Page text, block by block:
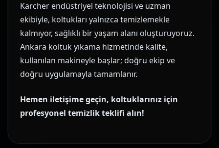
Karcher endüstriyel teknolojisi ve uzman
ekibiyle, koltukları yalnızca temizlemekle
kalmıyor, sağlıklı bir yaşam alanı oluşturuyoruz.
Ankara koltuk yıkama hizmetinde kalite,
kullanılan makineyle başlar; doğru ekip ve
doğru uygulamayla tamamlanır.
Hemen iletişime geçin, koltuklarınız için
profesyonel temizlik teklifi alın!